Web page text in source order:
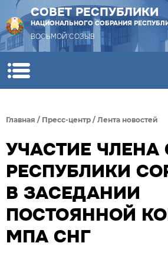
СОВЕТ РЕСПУБЛИКИ
НАЦИОНАЛЬНОГО СОБРАНИЯ
ВОСЬМОЙ СОЗЫВ
Главная / Пресс-центр / Лента новостей
УЧАСТИЕ ЧЛЕНА
РЕСПУБЛИКИ
В ЗАСЕДАНИИ
ПОСТОЯННОЙ
МПА СНГ